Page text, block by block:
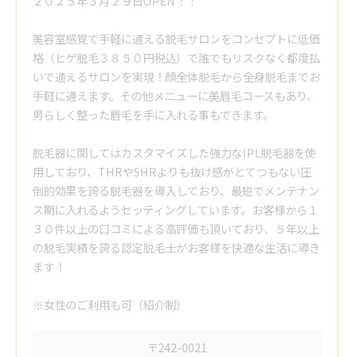
美容室感覚で手軽に通える脱毛サロンをコンセプトに低価
格（ヒゲ脱毛３８５０円税込）で誰でもリスクなく都度払
いで通えるサロンを実現！顔全体脱毛から全身脱毛までお
手軽に通えます。その他メニューに美眉毛コースもあり、
男らしく整った眉毛を手に入れる事もできます。
脱毛器に関してはカスタマイズした強力なIPL脱毛器を使
用しており、THRやSHRよりも抜け感がとてつもない圧
倒的効果を誇る脱毛器を導入しており、最短でメンテナン
ス期に入れるようセッティングしています。お客様から１
３０件以上の口コミによる高評価も頂いており、５年以上
の脱毛実績を誇る認定脱毛士がお客様を快適な生活に導き
ます！
※女性のご利用も可（紹介制）
〒242-0021